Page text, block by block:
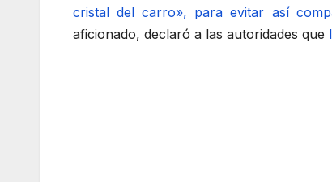
cristal del carro», para evitar así
aficionado, declaró a las autoridades que